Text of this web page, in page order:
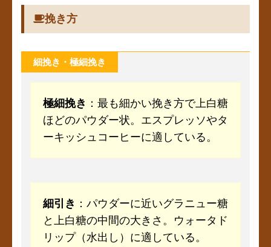
挽き方
細挽き・極細挽き
極細挽き ：最も細かい挽き方で上白糖
ほどのパウダー状。エスプレッソやタ
ーキッシュコーヒーに適している。
細引き ：パウダーに近いグラニュー糖
と上白糖の中間の大きさ。ウォータド
リップ（水出し）に適している。